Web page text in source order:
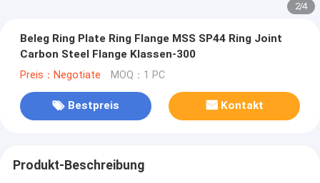
2/4
Beleg Ring Plate Ring Flange MSS SP44 Ring Joint
Carbon Steel Flange Klassen-300
Preis：Negotiate MOQ：1 PC
Bestpreis Kontakt
Produkt-Beschreibung